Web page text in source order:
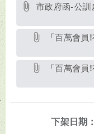
下架日期：